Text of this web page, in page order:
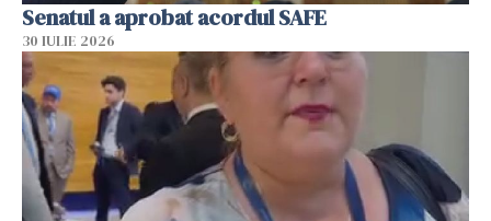
Senatul a aprobat acordul SAFE
30 IULIE 2026